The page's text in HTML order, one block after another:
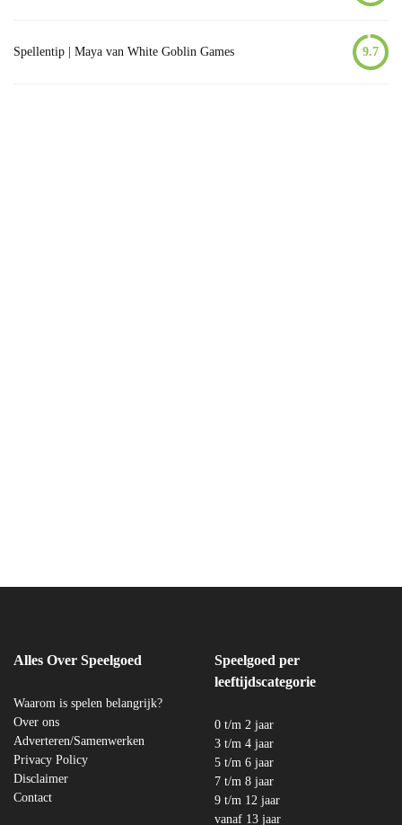
Spellentip | Maya van White Goblin Games 9.7
Alles Over Speelgoed
Waarom is spelen belangrijk?
Over ons
Adverteren/Samenwerken
Privacy Policy
Disclaimer
Contact
Speelgoed per
leeftijdscategorie
0 t/m 2 jaar
3 t/m 4 jaar
5 t/m 6 jaar
7 t/m 8 jaar
9 t/m 12 jaar
vanaf 13 jaar